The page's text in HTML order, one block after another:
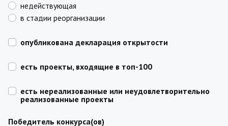
недействующая
в стадии реорганизации
опубликована декларация открытости
есть проекты, входящие в топ-100
есть нереализованные или неудовлетворительно
реализованные проекты
Победитель конкурса(ов)